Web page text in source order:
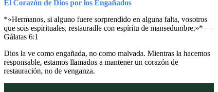
El Corazón de Dios por los Engañados
*«Hermanos, si alguno fuere sorprendido en alguna falta, vosotros
que sois espirituales, restauradle con espíritu de mansedumbre.»* —
Gálatas 6:1
Dios la ve como engañada, no como malvada. Mientras la hacemos
responsable, estamos llamados a mantener un corazón de
restauración, no de venganza.